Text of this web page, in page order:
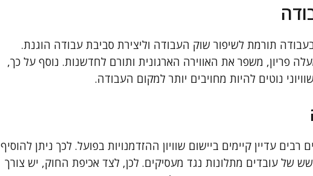
בעבודה תורמת לשיפור שוק העבודה וליצירת סביבת עבודה הוגנת.
פריון, משפר את האווירה הארגונית ותורם לחדשנות. נוסף על כך,
נוטים להיות מחויבים יותר למקום העבודה.
עדיין קיימים ביישום שוויון ההזדמנויות בפועל. לכך ניתן להוסיף
של עובדים מתלונות נגד מעסיקים. לכן, לצד אכיפת החוק, יש צורך